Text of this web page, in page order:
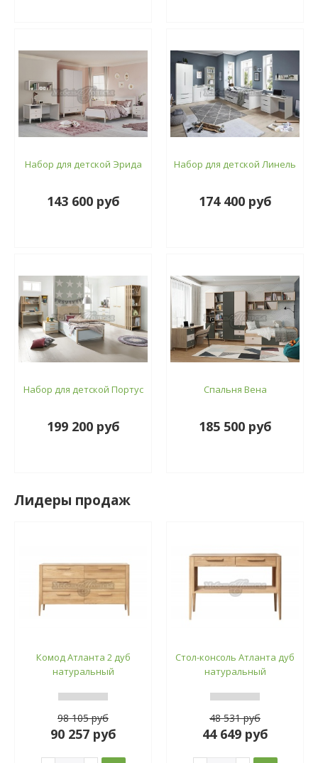
Набор для детской Эрида
143 600 руб
Набор для детской Линель
174 400 руб
Набор для детской Портус
199 200 руб
Спальня Вена
185 500 руб
Лидеры продаж
Комод Атланта 2 дуб
натуральный
98 105 руб
90 257 руб
Стол-консоль Атланта дуб
натуральный
48 531 руб
44 649 руб